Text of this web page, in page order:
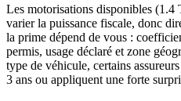
Les motorisations disponibles
varier la puissance fiscale, donc
la prime dépend de vous :
permis, usage déclaré et zone
type de véhicule, certains
3 ans ou appliquent une forte